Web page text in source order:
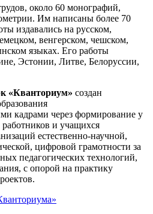
около 60 монографий,
Им написаны более 70
издавались на русском,
венгерском, чешском,
языках. Его работы
Эстонии, Литве, Белоруссии,
«Кванториум» создан
кадрами через формирование у
работников и учащихся
естественно-научной,
цифровой грамотности за
педагогических технологий,
с опорой на практику